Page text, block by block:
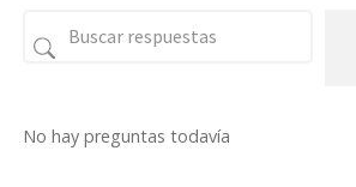
No hay preguntas todavía